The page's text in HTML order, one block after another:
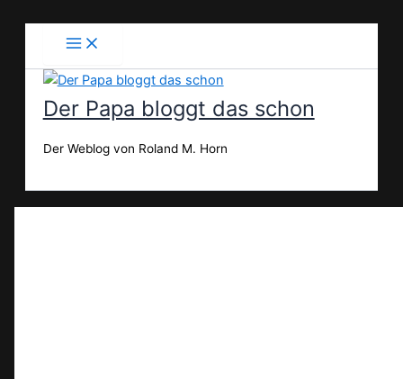
Der Papa bloggt das schon
Der Weblog von Roland M. Horn